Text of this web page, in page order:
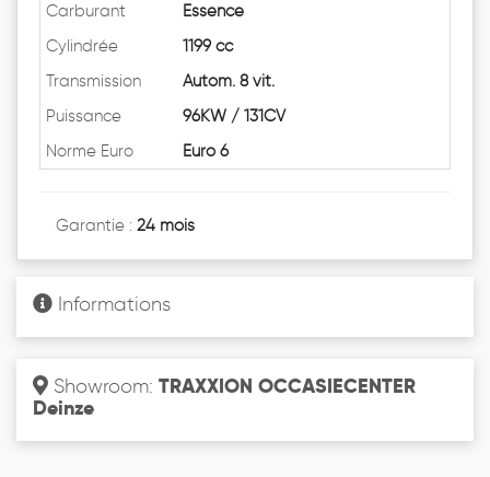
Carburant
Essence
Cylindrée
1199 cc
Transmission
Autom. 8 vit.
Puissance
96KW / 131CV
Norme Euro
Euro 6
Garantie : 24 mois
Informations
Showroom: TRAXXION OCCASIECENTER
Deinze